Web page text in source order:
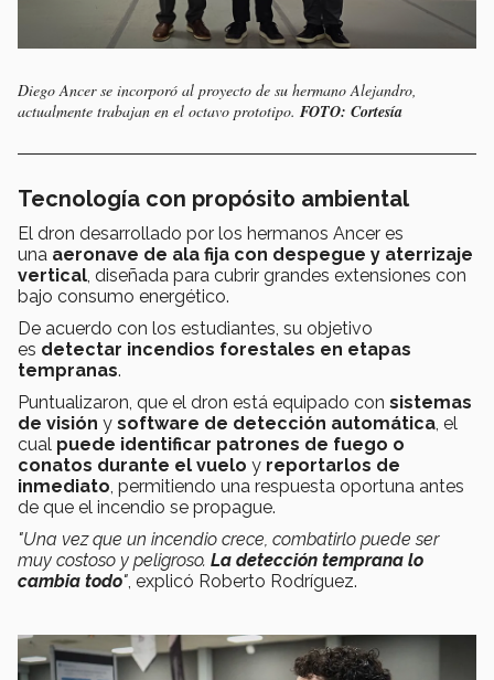
Diego Ancer se incorporó al proyecto de su hermano Alejandro,
actualmente trabajan en el octavo prototipo. FOTO: Cortesía
Tecnología con propósito ambiental
El dron desarrollado por los hermanos Ancer es
una aeronave de ala fija con despegue y aterrizaje
vertical, diseñada para cubrir grandes extensiones con
bajo consumo energético.
De acuerdo con los estudiantes, su objetivo
es detectar incendios forestales en etapas
tempranas.
Puntualizaron, que el dron está equipado con sistemas
de visión y software de detección automática, el
cual puede identificar patrones de fuego o
conatos durante el vuelo y reportarlos de
inmediato, permitiendo una respuesta oportuna antes
de que el incendio se propague.
"Una vez que un incendio crece, combatirlo puede ser
muy costoso y peligroso. La detección temprana lo
cambia todo", explicó Roberto Rodríguez.